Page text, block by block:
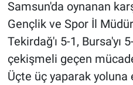
Samsun'da oynanan
Gençlik ve Spor İl
Tekirdağ'ı 5-1, Bursa'yı
çekişmeli geçen
Üçte üç yaparak